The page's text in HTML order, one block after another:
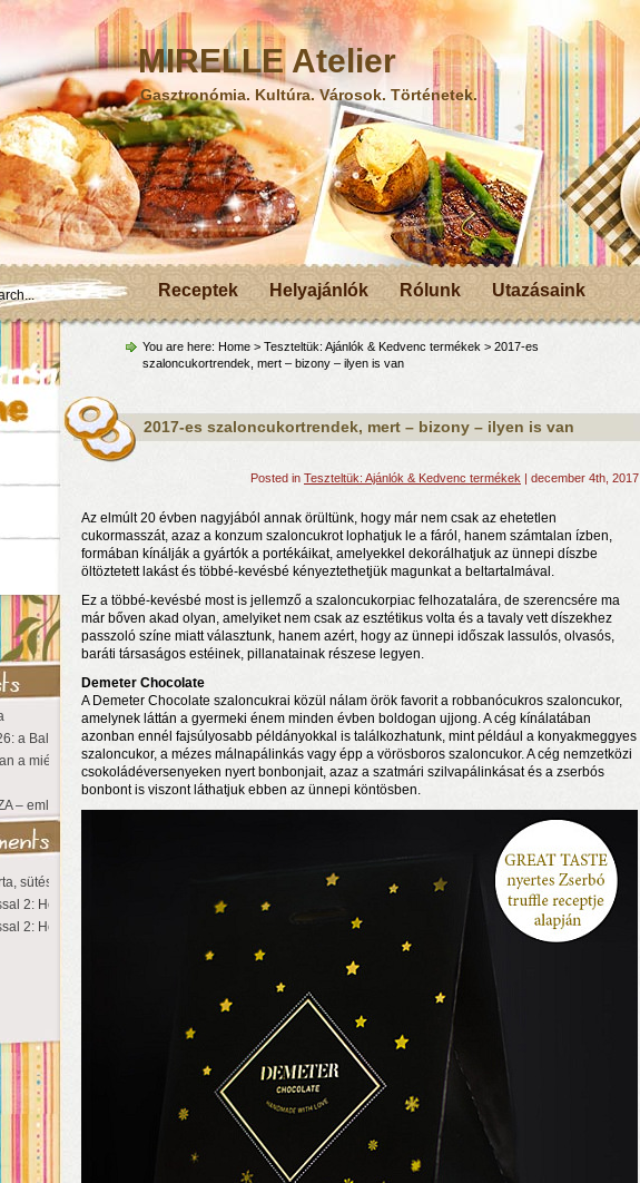
MIRELLE Atelier
Gasztronómia. Kultúra. Városok. Történetek.
Receptek Helyajánlók Rólunk Utazásaink
a Balaton partján a nyár még tart!
a miénk a Sziget!
– emlékezet, táj és irodalom találkozása a Mai Manó Házban
sütés nélkül
2: Hollandia
2: Hollandia
You are here: Home > Teszteltük: Ajánlók & Kedvenc termékek > 2017-es
szaloncukortrendek, mert – bizony – ilyen is van
2017-es szaloncukortrendek, mert – bizony – ilyen is van
Posted in Teszteltük: Ajánlók & Kedvenc termékek | december 4th, 2017
Az elmúlt 20 évben nagyjából annak örültünk, hogy már nem csak az ehetetlen
cukormasszát, azaz a konzum szaloncukrot lophatjuk le a fáról, hanem számtalan ízben,
formában kínálják a gyártók a portékáikat, amelyekkel dekorálhatjuk az ünnepi díszbe
öltöztetett lakást és többé-kevésbé kényeztethetjük magunkat a beltartalmával.
Ez a többé-kevésbé most is jellemző a szaloncukorpiac felhozatalára, de szerencsére ma
már bőven akad olyan, amelyiket nem csak az esztétikus volta és a tavaly vett díszekhez
passzoló színe miatt választunk, hanem azért, hogy az ünnepi időszak lassulós, olvasós,
baráti társaságos estéinek, pillanatainak részese legyen.
Demeter Chocolate
A Demeter Chocolate szaloncukrai közül nálam örök favorit a robbanócukros szaloncukor,
amelynek láttán a gyermeki énem minden évben boldogan ujjong. A cég kínálatában
azonban ennél fajsúlyosabb példányokkal is találkozhatunk, mint például a konyakmeggyes
szaloncukor, a mézes málnapálinkás vagy épp a vörösboros szaloncukor. A cég nemzetközi
csokoládéversenyeken nyert bonbonjait, azaz a szatmári szilvapálinkásat és a zserbós
bonbont is viszont láthatjuk ebben az ünnepi köntösben.